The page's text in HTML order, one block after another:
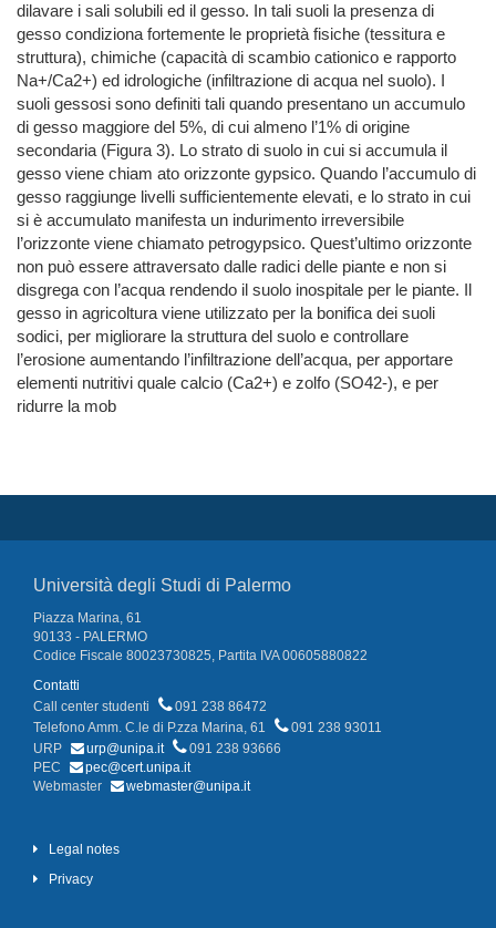
dilavare i sali solubili ed il gesso. In tali suoli la presenza di
gesso condiziona fortemente le proprietà fisiche (tessitura e
struttura), chimiche (capacità di scambio cationico e rapporto
Na+/Ca2+) ed idrologiche (infiltrazione di acqua nel suolo). I
suoli gessosi sono definiti tali quando presentano un accumulo
di gesso maggiore del 5%, di cui almeno l’1% di origine
secondaria (Figura 3). Lo strato di suolo in cui si accumula il
gesso viene chiam ato orizzonte gypsico. Quando l’accumulo di
gesso raggiunge livelli sufficientemente elevati, e lo strato in cui
si è accumulato manifesta un indurimento irreversibile
l’orizzonte viene chiamato petrogypsico. Quest’ultimo orizzonte
non può essere attraversato dalle radici delle piante e non si
disgrega con l’acqua rendendo il suolo inospitale per le piante. Il
gesso in agricoltura viene utilizzato per la bonifica dei suoli
sodici, per migliorare la struttura del suolo e controllare
l’erosione aumentando l’infiltrazione dell’acqua, per apportare
elementi nutritivi quale calcio (Ca2+) e zolfo (SO42-), e per
ridurre la mob
Università degli Studi di Palermo
Piazza Marina, 61
90133 - PALERMO
Codice Fiscale 80023730825, Partita IVA 00605880822
Contatti
Call center studenti
091 238 86472
Telefono Amm. C.le di P.zza Marina, 61
091 238 93011
URP
urp@unipa.it
091 238 93666
PEC
pec@cert.unipa.it
Webmaster
webmaster@unipa.it
Legal notes
Privacy